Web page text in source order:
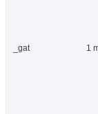
_gat 1